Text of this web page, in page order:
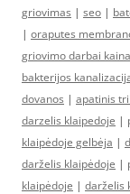
griovimas | seo |
| oraputes
griovimo darbai kaina
bakterijos
dovanos | apatinis
darzelis klaipedoje |
klaipėdoje gelbėja |
darželis klaipėdoje |
klaipėdoje | darželis